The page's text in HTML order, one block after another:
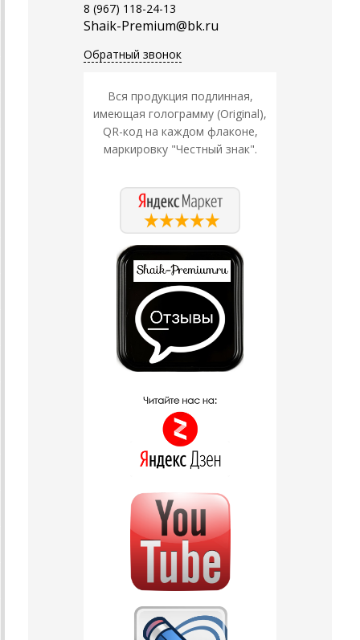
8 (967) 118-24-13
Shaik-Premium@bk.ru
Обратный звонок
Вся продукция подлинная,
имеющая голограмму (Original),
QR-код на каждом флаконе,
маркировку "Честный знак".